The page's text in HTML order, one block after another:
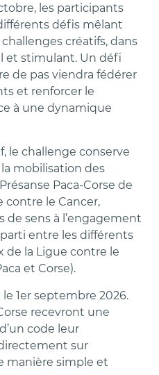
les participants
défis mêlant
créatifs, dans
et stimulant. Un défi
de pas viendra fédérer
et renforcer le
à une dynamique
le challenge conserve
mobilisation des
Paca-Corse de
contre le Cancer,
sens à l’engagement
entre les différents
la Ligue contre le
et Corse).
1er septembre 2026.
recevront une
code leur
sur
manière simple et